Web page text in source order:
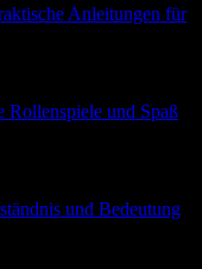
Anleitungen für
Rollenspiele und Spaß
und Bedeutung